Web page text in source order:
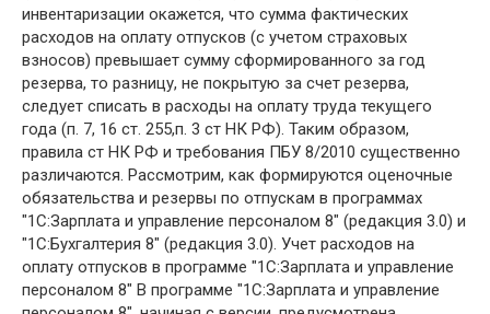
инвентаризации окажется, что сумма фактических
расходов на оплату отпусков (с учетом страховых
взносов) превышает сумму сформированного за год
резерва, то разницу, не покрытую за счет резерва,
следует списать в расходы на оплату труда текущего
года (п. 7, 16 ст. 255,п. 3 ст НК РФ). Таким образом,
правила ст НК РФ и требования ПБУ 8/2010 существенно
различаются. Рассмотрим, как формируются оценочные
обязательства и резервы по отпускам в программах
"1С:Зарплата и управление персоналом 8" (редакция 3.0) и
"1С:Бухгалтерия 8" (редакция 3.0). Учет расходов на
оплату отпусков в программе "1С:Зарплата и управление
персоналом 8" В программе "1С:Зарплата и управление